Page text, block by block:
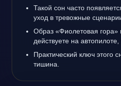
Такой сон часто
уход в тревожные
Образ «Фиолетовая гора»
действуете на
Практический ключ этого
тишина.